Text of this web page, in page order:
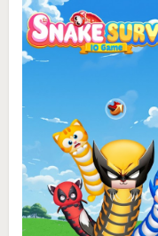
5 Game Modes:
Team, and Time
and awesome game
Are you ready to
become the
Snake Survival: IO
your way to